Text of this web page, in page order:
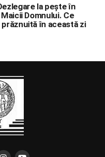
la pește în
Domnului. Ce
în această zi